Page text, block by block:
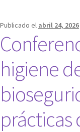
Publicado el abril 24, 2026
higiene
prácticas